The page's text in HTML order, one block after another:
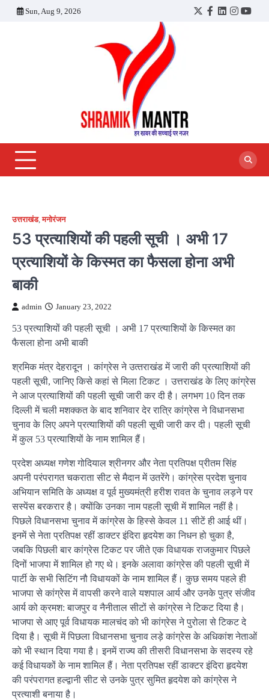
Sun, Aug 9, 2026
Twitter
Facebook
LinkedIn
उत्तराखंड,मनोरंजन
53 प्रत्याशियों की पहली सूची । अभी 17
प्रत्याशियों के किस्मत का फैसला होना अभी
बाकी
admin January 23, 2022
53 प्रत्याशियों की पहली सूची । अभी 17 प्रत्याशियों के किस्मत का
फैसला होना अभी बाकी
श्रमिक मंत्र देहरादून । कांग्रेस ने उत्‍तराखंड में जारी की प्रत्याशियों की
पहली सूची, जानिए किसे कहां से मिला टिकट । उत्तराखंड के लिए कांग्रेस
ने आज प्रत्याशियों की पहली सूची जारी कर दी है। लगभग 10 दिन तक
दिल्‍ली में चली मशक्‍कत के बाद शनिवार देर रात्रि कांग्रेस ने विधानसभा
चुनाव के लिए अपने प्रत्‍याशियों की पहली सूची जारी कर दी। पहली सूची
में कुल 53 प्रत्‍याशियों के नाम शामिल हैं।
प्रदेश अध्‍यक्ष गणेश गोदियाल श्रीनगर और नेता प्रतिपक्ष प्रीतम सिंह
अपनी परंपरागत चकराता सीट से मैदान में उतरेंगे। कांग्रेस प्रदेश चुनाव
अभियान समिति के अध्‍यक्ष व पूर्व मुख्‍यमंत्री हरीश रावत के चुनाव लड़ने पर
सस्‍पेंस बरकरार है। क्‍योंकि उनका नाम पहली सूची में शामिल नहीं है।
पिछले विधानसभा चुनाव में कांग्रेस के हिस्‍से केवल 11 सीटें ही आई थीं।
इनमें से नेता प्रतिपक्ष रहीं डाक्टर इंदिरा हृदयेश का निधन हो चुका है,
जबकि पिछली बार कांग्रेस टिकट पर जीते एक विधायक राजकुमार पिछले
दिनों भाजपा में शामिल हो गए थे। इनके अलावा कांग्रेस की पहली सूची में
पार्टी के सभी सिटिंग नौ विधायकों के नाम शामिल हैं। कुछ समय पहले ही
भाजपा से कांग्रेस में वापसी करने वाले यशपाल आर्य और उनके पुत्र संजीव
आर्य को क्रमश: बाजपुर व नैनीताल सीटों से कांग्रेस ने टिकट दिया है।
भाजपा से आए पूर्व विधायक मालचंद को भी कांग्रेस ने पुरोला से टिकट दे
दिया है। सूची में पिछला विधानसभा चुनाव लड़े कांग्रेस के अधिकांश नेताओं
को भी स्‍थान दिया गया है। इनमें राज्‍य की तीसरी विधानसभा के सदस्‍य रहे
कई विधायकों के नाम शामिल हैं। नेता प्रतिपक्ष रहीं डाक्टर इंदिरा हृदयेश
की परंपरागत हल्‍द्वानी सीट से उनके पुत्र सुमित हृदयेश को कांग्रेस ने
प्रत्‍याशी बनाया है।